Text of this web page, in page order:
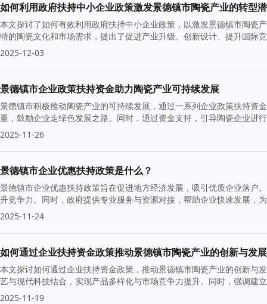
如何利用政府扶持中小企业政策激发景德镇市陶瓷产业的转型
本文探讨了如何有效利用政府扶持中小企业政策，以激发景德镇市陶瓷
特的陶瓷文化和市场需求，提出了促进产业升级、创新设计、提升国际
2025-12-03
景德镇市企业政策扶持资金助力陶瓷产业可持续发展
景德镇市积极推动陶瓷产业的可持续发展，通过一系列企业政策扶持资
量，鼓励企业走绿色发展之路。同时，通过资金支持，引导陶瓷企业进
发展奠定坚实基础。
2025-11-26
景德镇市企业优惠扶持政策是什么？
景德镇市企业优惠扶持政策旨在促进地方经济发展，吸引优质企业落户
升竞争力。同时，政府提供专业服务与资源对接，帮助企业快速发展，
2025-11-24
如何通过企业扶持资金政策推动景德镇市陶瓷产业的创新与发
本文探讨如何通过企业扶持资金政策，推动景德镇市陶瓷产业的创新与
艺与现代科技结合，实现产品多样化与市场竞争力提升。同时，强调建
基础。
2025-11-19